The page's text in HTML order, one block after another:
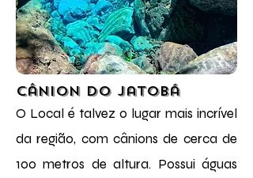
Cânion do Jatobá
O Local é talvez o lugar mais incrível
da região, com cânions de cerca de
100 metros de altura. Possui águas